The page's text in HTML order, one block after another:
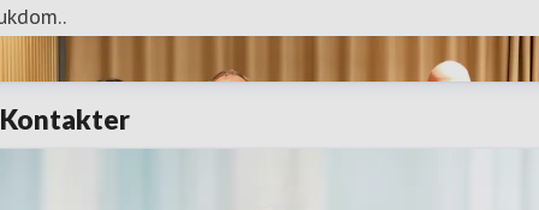
Kontakter